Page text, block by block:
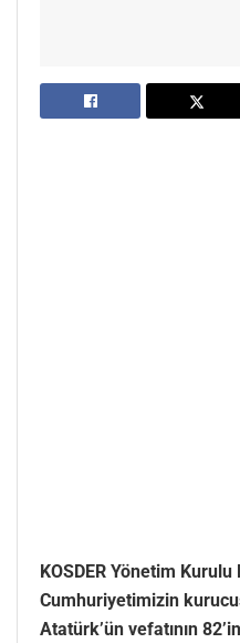
KOSDER Yönetim
Cumhuriyetimizin
Atatürk’ün vefatının